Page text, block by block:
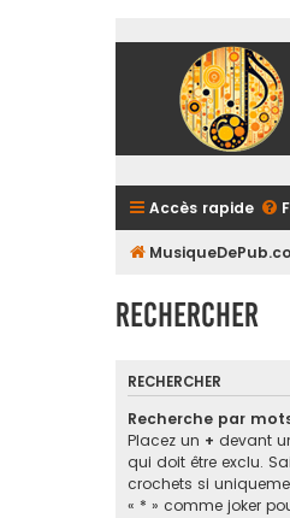
Accès rapide
Rechercher
RECHERCHER
Recherche par
Placez un + devant
qui doit être exclu.
crochets si
« * » comme joker